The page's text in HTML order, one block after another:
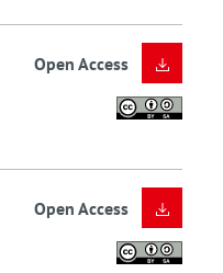
Open Access
Open Access